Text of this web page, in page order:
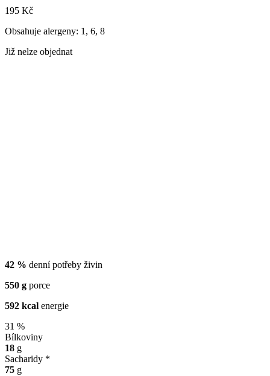
195 Kč
Obsahuje alergeny: 1, 6, 8
Již nelze objednat
42 % denní potřeby živin
550 g porce
592 kcal energie
31 %
Bílkoviny
18 g
Sacharidy *
75 g